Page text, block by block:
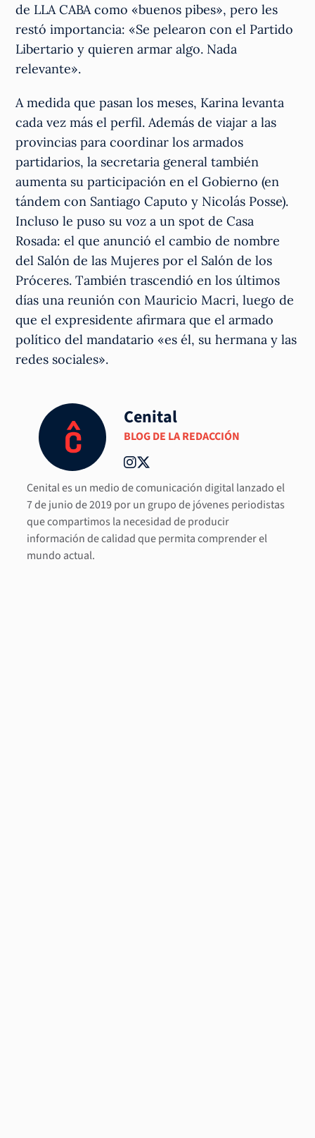
de LLA CABA como «buenos pibes», pero les
restó importancia: «Se pelearon con el Partido
Libertario y quieren armar algo. Nada
relevante».
A medida que pasan los meses, Karina levanta
cada vez más el perfil. Además de viajar a las
provincias para coordinar los armados
partidarios, la secretaria general también
aumenta su participación en el Gobierno (en
tándem con Santiago Caputo y Nicolás Posse).
Incluso le puso su voz a un spot de Casa
Rosada: el que anunció el cambio de nombre
del Salón de las Mujeres por el Salón de los
Próceres. También trascendió en los últimos
días una reunión con Mauricio Macri, luego de
que el expresidente afirmara que el armado
político del mandatario «es él, su hermana y las
redes sociales».
Cenital
BLOG DE LA REDACCIÓN
Cenital es un medio de comunicación digital lanzado el
7 de junio de 2019 por un grupo de jóvenes periodistas
que compartimos la necesidad de producir
información de calidad que permita comprender el
mundo actual.